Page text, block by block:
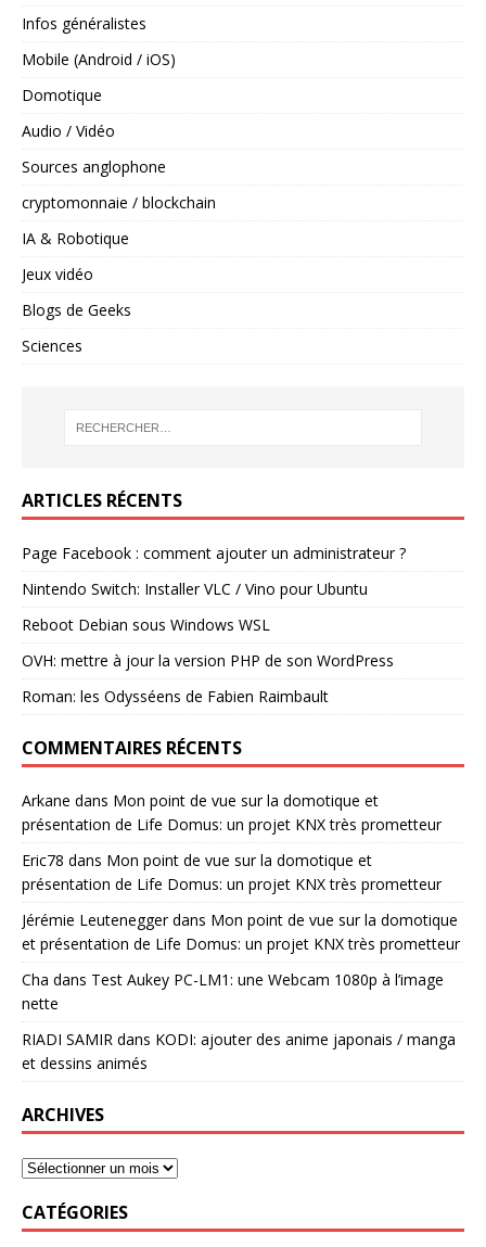
Infos généralistes
Mobile (Android / iOS)
Domotique
Audio / Vidéo
Sources anglophone
cryptomonnaie / blockchain
IA & Robotique
Jeux vidéo
Blogs de Geeks
Sciences
ARTICLES RÉCENTS
Page Facebook : comment ajouter un administrateur ?
Nintendo Switch: Installer VLC / Vino pour Ubuntu
Reboot Debian sous Windows WSL
OVH: mettre à jour la version PHP de son WordPress
Roman: les Odysséens de Fabien Raimbault
COMMENTAIRES RÉCENTS
Arkane dans Mon point de vue sur la domotique et
présentation de Life Domus: un projet KNX très prometteur
Eric78 dans Mon point de vue sur la domotique et
présentation de Life Domus: un projet KNX très prometteur
Jérémie Leuteneggerdans Mon point de vue sur la domotique
et présentation de Life Domus: un projet KNX très prometteur
Cha dans Test Aukey PC-LM1: une Webcam 1080p à l’image
nette
RIADI SAMIR dans KODI: ajouter des anime japonais / manga
et dessins animés
ARCHIVES
CATÉGORIES